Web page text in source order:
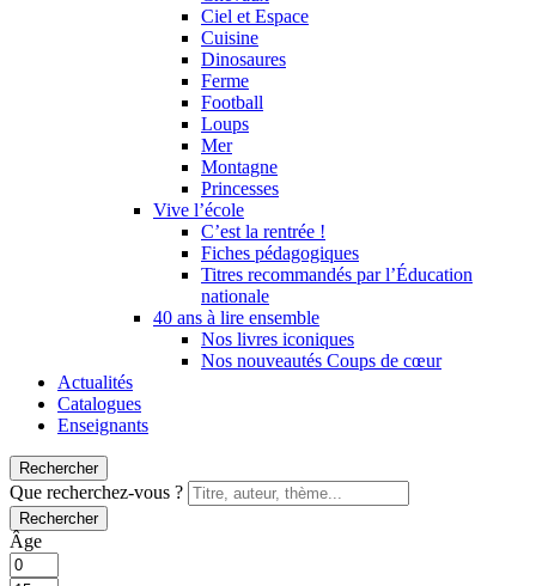
Ciel et Espace
Cuisine
Dinosaures
Ferme
Football
Loups
Mer
Montagne
Princesses
Vive l’école
C’est la rentrée !
Fiches pédagogiques
Titres recommandés par l’Éducation
nationale
40 ans à lire ensemble
Nos livres iconiques
Nos nouveautés Coups de cœur
Actualités
Catalogues
Enseignants
Rechercher
Que recherchez-vous ?
Rechercher
Âge